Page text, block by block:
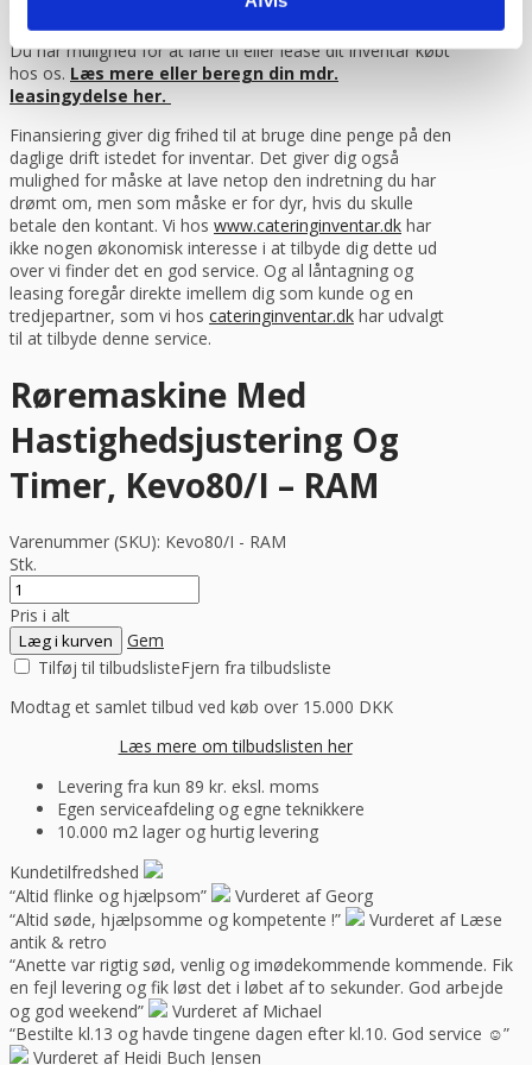
Du har mulighed for at låne til eller lease dit inventar købt
hos os. Læs mere eller beregn din mdr.
leasingydelse her.
Finansiering giver dig frihed til at bruge dine penge på den
daglige drift istedet for inventar. Det giver dig også
mulighed for måske at lave netop den indretning du har
drømt om, men som måske er for dyr, hvis du skulle
betale den kontant. Vi hos www.cateringinventar.dk har
ikke nogen økonomisk interesse i at tilbyde dig dette ud
over vi finder det en god service. Og al låntagning og
leasing foregår direkte imellem dig som kunde og en
tredjepartner, som vi hos cateringinventar.dk har udvalgt
til at tilbyde denne service.
Røremaskine Med
Hastighedsjustering Og
Timer, Kevo80/I – RAM
Varenummer (SKU): Kevo80/I - RAM
Stk.
Pris i alt
Læg i kurven
Gem
Tilføj til tilbudslisteFjern fra tilbudsliste
Modtag et samlet tilbud ved køb over 15.000 DKK
Læs mere om tilbudslisten her
Levering fra kun 89 kr. eksl. moms
Egen serviceafdeling og egne teknikkere
10.000 m2 lager og hurtig levering
Kundetilfredshed
“Altid flinke og hjælpsom”
Vurderet af Georg
“Altid søde, hjælpsomme og kompetente !”
Vurderet af Læse
antik & retro
“Anette var rigtig sød, venlig og imødekommende kommende. Fik
en fejl levering og fik løst det i løbet af to sekunder. God arbejde
og god weekend”
Vurderet af Michael
“Bestilte kl.13 og havde tingene dagen efter kl.10. God service ☺”
Vurderet af Heidi Buch Jensen